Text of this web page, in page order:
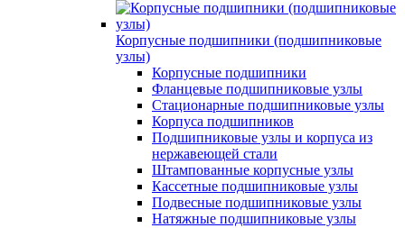
Корпусные подшипники (подшипниковые
узлы)
Корпусные подшипники
Фланцевые подшипниковые узлы
Стационарные подшипниковые узлы
Корпуса подшипников
Подшипниковые узлы и корпуса из
нержавеющей стали
Штампованные корпусные узлы
Кассетные подшипниковые узлы
Подвесные подшипниковые узлы
Натяжные подшипниковые узлы